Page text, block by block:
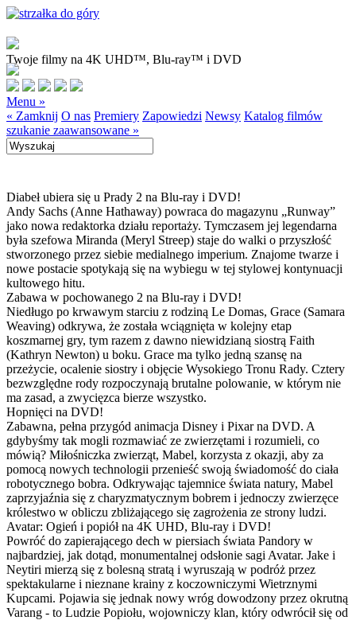
Twoje filmy na 4K UHD™, Blu-ray™ i DVD
Menu »
« Zamknij O nas Premiery Zapowiedzi Newsy Katalog filmów
szukanie zaawansowane »
Diabeł ubiera się u Prady 2 na Blu-ray i DVD!
Andy Sachs (Anne Hathaway) powraca do magazynu „Runway”
jako nowa redaktorka działu reportaży. Tymczasem jej legendarna
była szefowa Miranda (Meryl Streep) staje do walki o przyszłość
stworzonego przez siebie medialnego imperium. Znajome twarze i
nowe postacie spotykają się na wybiegu w tej stylowej kontynuacji
kultowego hitu.
Zabawa w pochowanego 2 na Blu-ray i DVD!
Niedługo po krwawym starciu z rodziną Le Domas, Grace (Samara
Weaving) odkrywa, że została wciągnięta w kolejny etap
koszmarnej gry, tym razem z dawno niewidzianą siostrą Faith
(Kathryn Newton) u boku. Grace ma tylko jedną szansę na
przeżycie, ocalenie siostry i objęcie Wysokiego Tronu Rady. Cztery
bezwzględne rody rozpoczynają brutalne polowanie, w którym nie
ma zasad, a zwycięzca bierze wszystko.
Hopnięci na DVD!
Zabawna, pełna przygód animacja Disney i Pixar na DVD. A
gdybyśmy tak mogli rozmawiać ze zwierzętami i rozumieli, co
mówią? Miłośniczka zwierząt, Mabel, korzysta z okazji, aby za
pomocą nowych technologii przenieść swoją świadomość do ciała
robotycznego bobra. Odkrywając tajemnice świata natury, Mabel
zaprzyjaźnia się z charyzmatycznym bobrem i jednoczy zwierzęce
królestwo w obliczu zbliżającego się zagrożenia ze strony ludzi.
Avatar: Ogień i popiół na 4K UHD, Blu-ray i DVD!
Powróć do zapierającego dech w piersiach świata Pandory w
najbardziej, jak dotąd, monumentalnej odsłonie sagi Avatar. Jake i
Neytiri mierzą się z bolesną stratą i wyruszają w podróż przez
spektakularne i nieznane krainy z koczowniczymi Wietrznymi
Kupcami. Pojawia się jednak nowy wróg dowodzony przez okrutną
Varang - to Ludzie Popiołu, wojowniczy klan, który odwrócił się od